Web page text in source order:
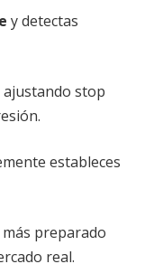
y detectas
ajustando stop
estableces
preparado
real.